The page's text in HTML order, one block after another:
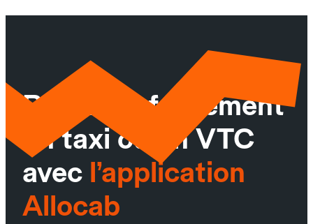
Réservez facilement
un taxi ou un VTC
avec l’application
Allocab